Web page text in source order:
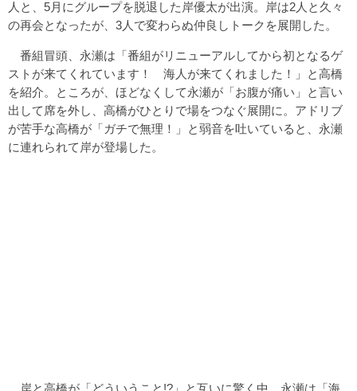
人と、5月にグループを脱退した岸優太が出演。岸は2人と久々
の再会となったが、3人で変わらぬ仲良しトークを展開した。
番組冒頭、永瀬は「番組がリニューアルしてから初となるゲ
ストが来てくれています！ 海人が来てくれました！」と高橋
を紹介。ところが、ほどなくして永瀬が「お腹が痛い」と言い
出して席を外し、高橋がひとりで場をつなぐ展開に。アドリブ
が苦手な高橋が「ガチで無理！」と弱音を吐いていると、永瀬
に連れられて岸が登場した。
岸と高橋が「どういうこと!?」と互いに驚く中、永瀬は「海